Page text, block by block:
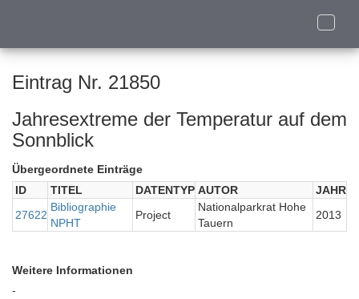
Toggle
Eintrag Nr. 21850
Jahresextreme der Temperatur auf dem
Sonnblick
Übergeordnete Einträge
ID
TITEL DATENTYP AUTOR
JAHR
27622
Bibliographie
NPHT
Project
Nationalparkrat Hohe
Tauern
2013
Weitere Informationen
-